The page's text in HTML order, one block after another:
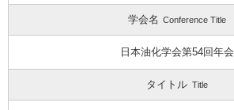
学会名 Conference Title
日本油化学会第54回年会
タイトル Title